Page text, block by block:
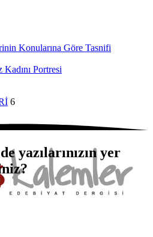
Konularına Göre Tasnifi
Portresi
6
yazılarınızın yer